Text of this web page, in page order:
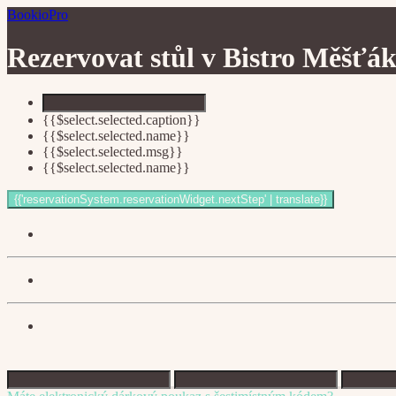
BookioPro
Rezervovat stůl v Bistro Měšťák
{{$select.selected.caption}}
{{$select.selected.name}}
{{$select.selected.msg}}
{{$select.selected.name}}